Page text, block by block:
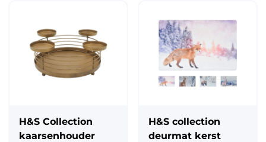
H&S Collection
kaarsenhouder
H&S collection
deurmat kerst